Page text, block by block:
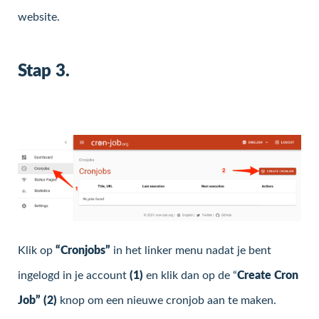
website.
Stap 3.
Klik op “Cronjobs” in het linker menu nadat je bent
ingelogd in je account (1) en klik dan op de “Create Cron
Job” (2) knop om een nieuwe cronjob aan te maken.